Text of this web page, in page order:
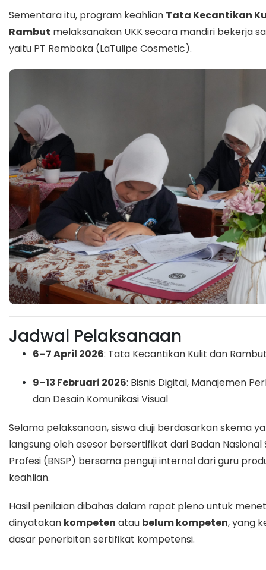
Sementara itu, program keahlian Tata Kecantikan
Rambut melaksanakan UKK secara mandiri bekerja
yaitu PT Rembaka (LaTulipe Cosmetic).
Jadwal Pelaksanaan
6–7 April 2026: Tata Kecantikan Kulit dan
9–13 Februari 2026: Bisnis Digital, Manajemen
dan Desain Komunikasi Visual
Selama pelaksanaan, siswa diuji berdasarkan skema
langsung oleh asesor bersertifikat dari Badan Nasional
Profesi (BNSP) bersama penguji internal dari guru
keahlian.
Hasil penilaian dibahas dalam rapat pleno untuk
dinyatakan kompeten atau belum kompeten, yang
dasar penerbitan sertifikat kompetensi.